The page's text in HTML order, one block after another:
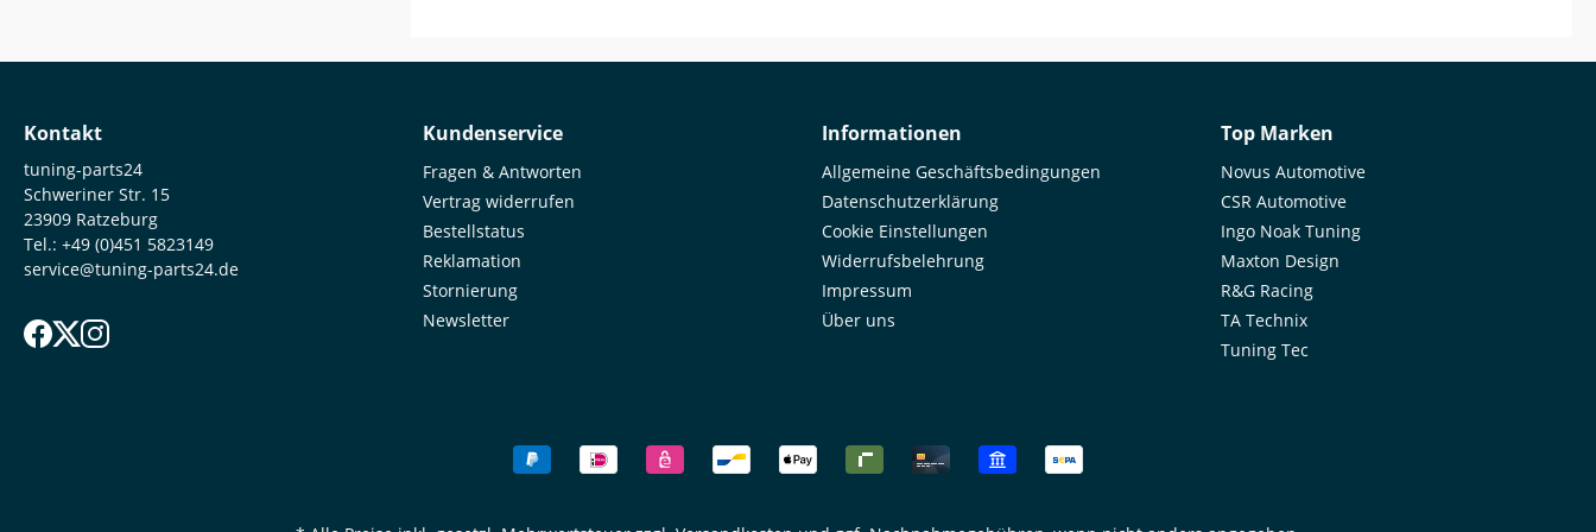
Zoll)
Kontakt
tuning-parts24
Schweriner Str. 15
23909 Ratzeburg
Tel.: +49 (0)451 5823149
service@tuning-parts24.de
Kundenservice
Fragen & Antworten
Vertrag widerrufen
Bestellstatus
Reklamation
Stornierung
Newsletter
Informationen
Allgemeine Geschäftsbedingungen
Datenschutzerklärung
Cookie Einstellungen
Widerrufsbelehrung
Impressum
Über uns
Top Marken
Novus Automotive
CSR Automotive
Ingo Noak Tuning
Maxton Design
R&G Racing
TA Technix
Tuning Tec